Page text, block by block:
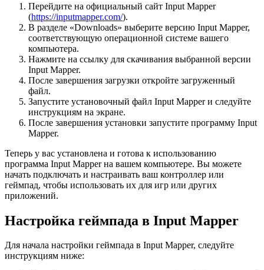
Перейдите на официальный сайт Input Mapper
(https://inputmapper.com/).
В разделе «Downloads» выберите версию Input Mapper,
соответствующую операционной системе вашего
компьютера.
Нажмите на ссылку для скачивания выбранной версии
Input Mapper.
После завершения загрузки откройте загруженный
файл.
Запустите установочный файл Input Mapper и следуйте
инструкциям на экране.
После завершения установки запустите программу Input
Mapper.
Теперь у вас установлена и готова к использованию
программа Input Mapper на вашем компьютере. Вы можете
начать подключать и настраивать ваш контроллер или
геймпад, чтобы использовать их для игр или других
приложений.
Настройка геймпада в Input Mapper
Для начала настройки геймпада в Input Mapper, следуйте
инструкциям ниже: